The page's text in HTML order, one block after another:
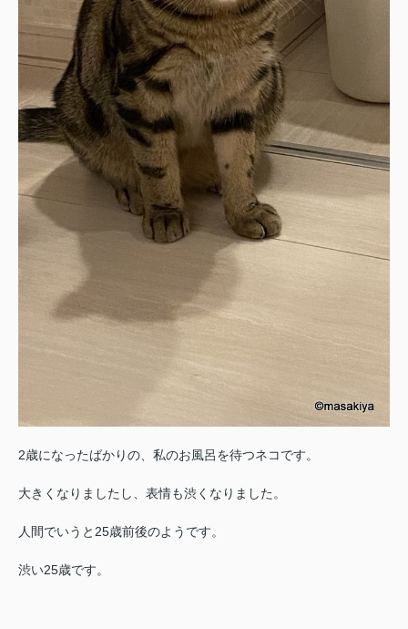
2歳になったばかりの、私のお風呂を待つネコです。
大きくなりましたし、表情も渋くなりました。
人間でいうと25歳前後のようです。
渋い25歳です。